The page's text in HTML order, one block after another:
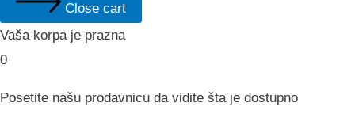
Close cart
Vaša korpa je prazna
0
Posetite našu prodavnicu da vidite šta je dostupno